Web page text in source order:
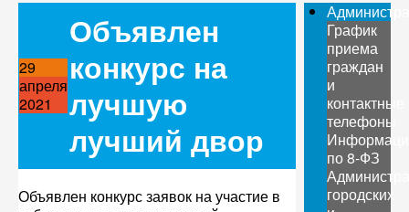
29
апреля
2021
Объявлен
конкурс на
лучшую
лучший двор
Объявлен конкурс заявок на участие в
График
приема
граждан
и
контактные
телефоны
по 8-ФЗ
городских